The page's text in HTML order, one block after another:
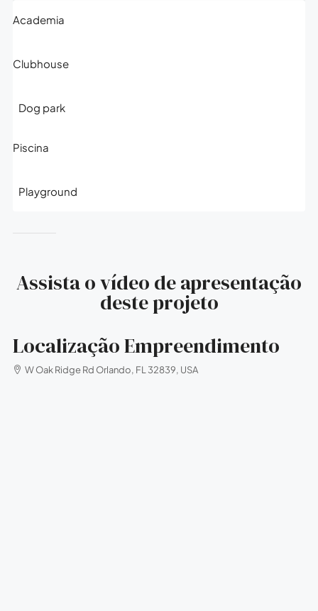
Academia
Clubhouse
Dog park
Piscina
Playground
Assista o vídeo de apresentação
deste projeto
Localização Empreendimento
W Oak Ridge Rd Orlando, FL 32839, USA